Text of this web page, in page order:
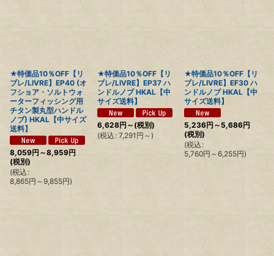
★特価品10％OFF【リ
ブレ/LIVRE】EP40 (オ
フショア・ソルトウォ
ーターフィッシング用
チタン製丸型ハンドル
ノブ) HKAL【中サイズ
送料】
8,059円 ～8,959円
(税別)
(税込 :
8,865円 ～9,855円)
★特価品10％OFF【リ
ブレ/LIVRE】EP37 ハ
ンドルノブ HKAL【中
サイズ送料】
6,628円 ～ (税別)
(税込 : 7,291 円 ～)
★特価品10％OFF【リ
ブレ/LIVRE】EF30 ハ
ンドルノブ HKAL【中
サイズ送料】
5,236円 ～5,686円
(税別)
(税込 :
5,760円 ～6,255円)